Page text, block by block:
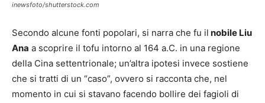
inewsfoto/shutterstock.com
Secondo alcune fonti popolari, si narra che fu il nobile Liu
Ana a scoprire il tofu intorno al 164 a.C. in una regione
della Cina settentrionale; un’altra ipotesi invece sostiene
che si tratti di un “caso”, ovvero si racconta che, nel
momento in cui si stavano facendo bollire dei fagioli di